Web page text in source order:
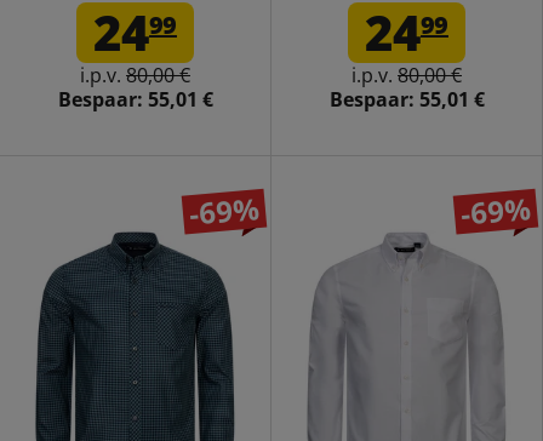
lange mouwen voor
heren 0077861-ROOD
2499
i.p.v. 80,00 €
Bespaar: 55,01 €
lange mouwen voor
heren 0077861-MARINE
2499
i.p.v. 80,00 €
Bespaar: 55,01 €
-69% -69%